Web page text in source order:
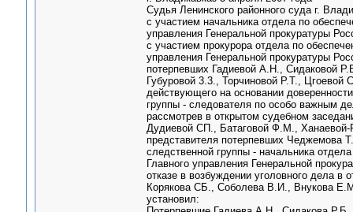
Судья Ленинского районного суда г.
с участием начальника отдела по
управления Генеральной прокуратуры
с участием прокурора отдела по
управления Генеральной прокуратуры
потерпевших Гадиевой А.Н., Сидаковой
Губуровой 3.3., Торчиновой Р.Т.,
действующего на основании
группы - следователя по особо важным
рассмотрев в открытом судебном
Дудиевой СП., Батаговой Ф.М., Ханаевой-
представителя потерпевших Чеджемова
следственной группы - начальника
Главного управления Генеральной
отказе в возбуждении уголовного дела
Корякова СБ., Соболева В.И., Внукова
установил: